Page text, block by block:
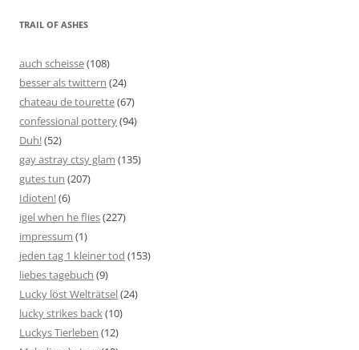
TRAIL OF ASHES
auch scheisse(108)
besser als twittern (24)
chateau de tourette(67)
confessional pottery(94)
Duh!(52)
gay astray ctsy glam (135)
gutes tun (207)
Idioten!(6)
igel when he flies(227)
impressum (1)
jeden tag 1 kleiner tod (153)
liebes tagebuch (9)
Lucky löst Welträtsel(24)
lucky strikes back(10)
Luckys Tierleben (12)